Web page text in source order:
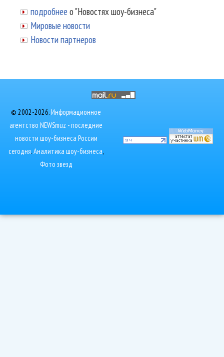
подробнее о "Новостях шоу-бизнеса"
Мировые новости
Новости партнеров
© 2002-2026.Информационное
агентство NEWSmuz - последние
новости шоу-бизнеса России
сегодня.Аналитика шоу-бизнеса,
Фото звезд